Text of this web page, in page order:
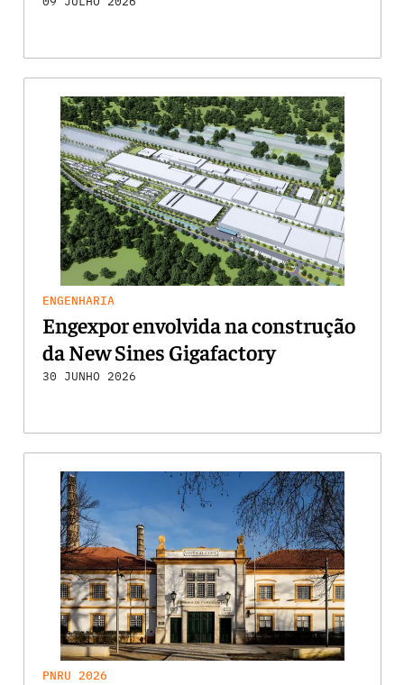
ENGENHARIA
Engexpor envolvida na construção
da New Sines Gigafactory
30 JUNHO 2026
PNRU 2026